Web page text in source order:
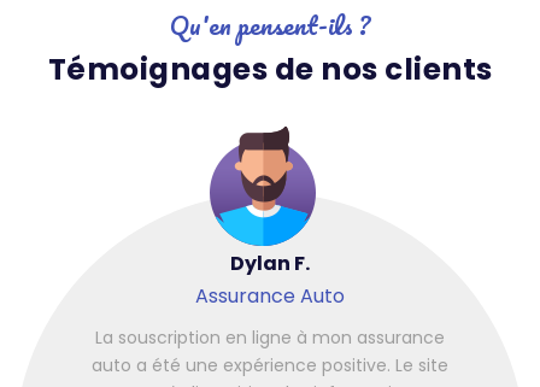
Qu'en pensent-ils ?
Témoignages de nos clients
La souscription en ligne à mon assurance
auto a été une expérience positive. Le site
Dylan F.
Assurance Auto